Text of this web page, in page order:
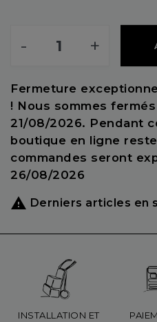
- +
Fermeture
! Nous sommes
21/08/2026. Pendant
boutique en ligne
commandes seront
26/08/2026
 Derniers articles en
INSTALLATION ET